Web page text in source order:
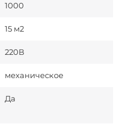
1000
15 м2
220В
механическое
Да